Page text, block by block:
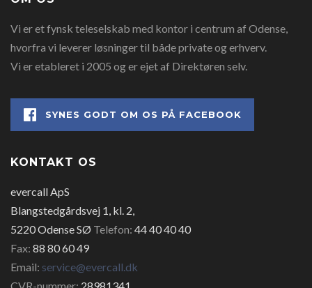
Vi er et fynsk teleselskab med kontor i centrum af Odense,
hvorfra vi leverer løsninger til både private og erhverv.
Vi er etableret i 2005 og er ejet af Direktøren selv.
SYNES GODT OM OS PÅ FACEBOOK
KONTAKT OS
evercall ApS
Blangstedgårdsvej 1, kl. 2,
5220 Odense SØ Telefon: 44 40 40 40
Fax: 88 80 60 49
Email: service@evercall.dk
CVR-nummer: 28981341